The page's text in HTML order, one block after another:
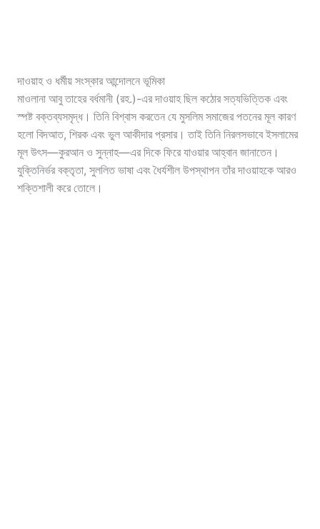
দাওয়াহ ও ধর্মীয় সংস্কার আন্দোলনে ভূমিকা
মাওলানা আবু তাহের বর্ধমানী (রহ.)-এর দাওয়াহ ছিল কঠোর সত্যভিত্তিক এবং
স্পষ্ট বক্তব্যসমৃদ্ধ। তিনি বিশ্বাস করতেন যে মুসলিম সমাজের পতনের মূল কারণ
হলো বিদআত, শিরক এবং ভুল আকীদার প্রসার। তাই তিনি নিরলসভাবে ইসলামের
মূল উৎস—কুরআন ও সুন্নাহ—এর দিকে ফিরে যাওয়ার আহ্বান জানাতেন।
যুক্তিনির্ভর বক্তৃতা, সুললিত ভাষা এবং ধৈর্যশীল উপস্থাপন তাঁর দাওয়াহকে আরও
শক্তিশালী করে তোলে।